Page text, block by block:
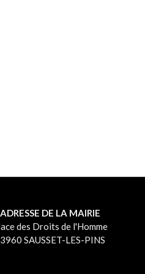
ADRESSE DE LA MAIRIE
des Droits de l'Homme
SAUSSET-LES-PINS